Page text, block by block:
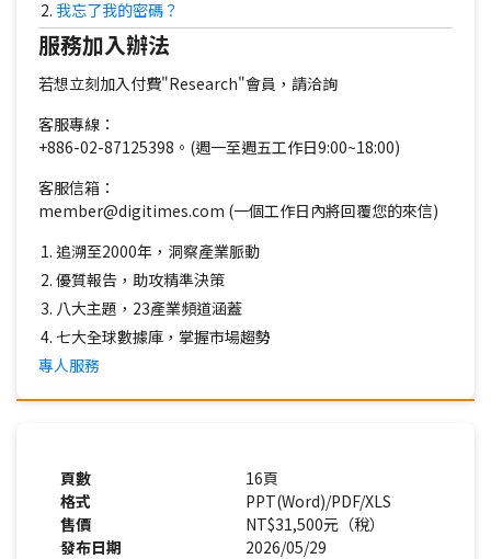
我忘了我的密碼？
服務加入辦法
若想立刻加入付費"Research"會員，請洽詢
客服專線：
+886-02-87125398。(週一至週五工作日9:00~18:00)
客服信箱：
member@digitimes.com (一個工作日內將回覆您的來信)
追溯至2000年，洞察產業脈動
優質報告，助攻精準決策
八大主題，23產業頻道涵蓋
七大全球數據庫，掌握市場趨勢
專人服務
頁數
16頁
格式
PPT(Word)/PDF/XLS
售價
NT$31,500元（稅）
發布日期
2026/05/29